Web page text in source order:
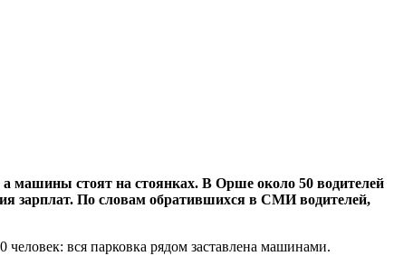
а машины стоят на стоянках. В Орше около 50 водителей
зарплат. По словам обратившихся в СМИ водителей,
вся парковка рядом заставлена машинами.